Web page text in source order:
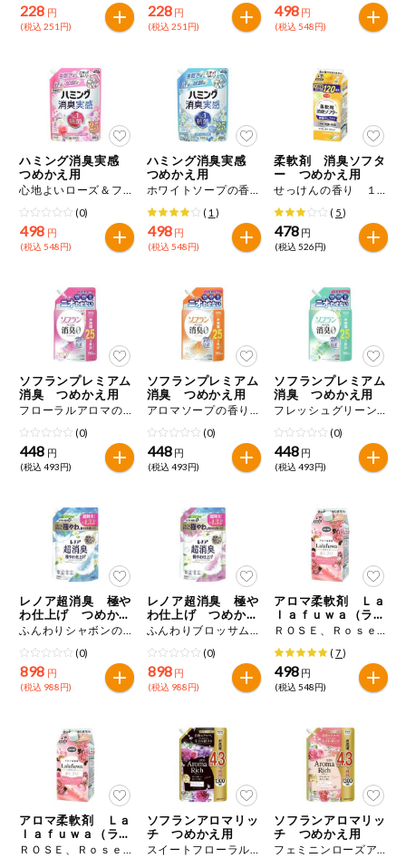
228 円
(税込 251円)
228 円
(税込 251円)
498 円
(税込 548円)
ハミング消臭実感
つめかえ用
心地よいローズ＆フローラルの香り ９３０ｇ
(0)
498 円
(税込 548円)
ハミング消臭実感
つめかえ用
ホワイトソープの香り ９３０ｇ
( 1 )
498 円
(税込 548円)
柔軟剤 消臭ソフタ
ー つめかえ用
せっけんの香り １２００ｍＬ
( 5)
478 円
(税込 526円)
ソフランプレミアム
消臭 つめかえ用
フローラルアロマの香り ７５０ｍＬ
(0)
448 円
(税込 493円)
ソフランプレミアム
消臭 つめかえ用
アロマソープの香り ７５０ｍＬ
(0)
448 円
(税込 493円)
ソフランプレミアム
消臭 つめかえ用
フレッシュグリーンアロマの香り ７５０ｍＬ
(0)
448 円
(税込 493円)
レノア超消臭 極や
わ仕上げ つめかえ
用
ふんわりシャボンの香り １３３５ｍＬ
(0)
898 円
(税込 988円)
レノア超消臭 極や
わ仕上げ つめかえ
用
ふんわりブロッサムの香り １３３５ｍＬ
(0)
898 円
(税込 988円)
アロマ柔軟剤 Ｌａ
ｌａｆｕｗａ（ララ
フワ） つめかえ用 ＲＯＳＥ、Ｒｏｓｅ、ｒｏｓｅ １０００ｍＬ
( 7)
498 円
(税込 548円)
アロマ柔軟剤 Ｌａ
ｌａｆｕｗａ（ララ
フワ） つめかえ用ＲＯＳＥ、Ｒｏｓｅ、ｒｏｓｅ １０００ｍＬ×６個
ソフランアロマリッ
チ つめかえ用
スイートフローラルアロマの香り ジュリエット １３００ｍＬ
ソフランアロマリッ
チ つめかえ用
フェミニンローズアロマの香り ダイアナ １３００ｍＬ